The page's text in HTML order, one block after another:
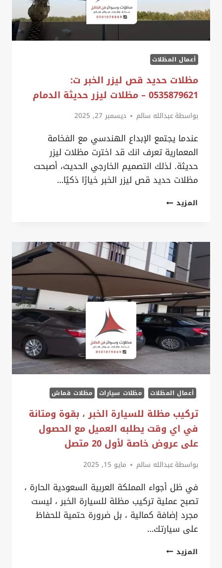
أعمال المظلات
مظلات حديد قص ليزر الخبر ت:
0535879621 – مظلات ليزر حديثة الدمام
بواسطةعبدالله سالم ديسمبر 27, 2025
عندما يجتمع الإبداع الهندسي مع الفخامة
المعمارية تعرف انك قد اخترت مظلات ليزر
حديثة. لذلك التصميم الخارجي الحديث، أصبحت
مظلات حديد قص ليزر الخبر خيارًا ذكيًا…
المزيدمظلات
ليزر
الخبر
ت:
0535879621
–
مظلات
ليزر
حديثة
الدمام
أعمال المظلات مظلات سيارات مظلات قماش
تركيب مظلة للسيارة الخبر ، بقوة ومتانة
في اي وقت يطلبه العميل مع الحصول
على عروض خاصة لأول 20 متصل
بواسطةعبدالله سالم مايو 15, 2025
في ظل أجواء المملكة العربية السعودية الحارة ،
تصبح عملية تركيب مظلة للسيارة الخبر ، ليست
مجرد إضافة كمالية ، بل ضرورة حتمية للحفاظ
على سيارتك…
المزيدتركيب